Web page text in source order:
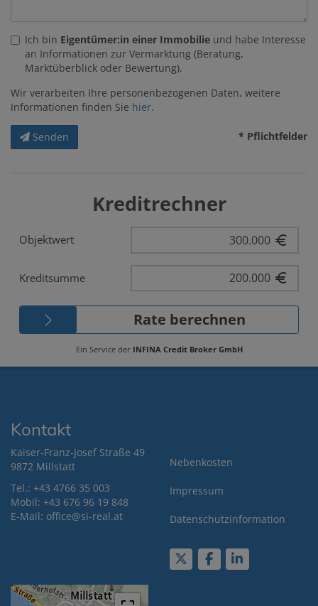
Ich bin Eigentümer:in einer Immobilie und habe Interesse
an Informationen zur Vermarktung (Beratung,
Marktüberblick oder Bewertung).
Wir verarbeiten Ihre personenbezogenen Daten, weitere
Informationen finden Sie hier.
Senden * Pflichtfelder
Kontakt
Kaiser-Franz-Josef Straße 49
9872 Millstatt
Tel.: +43 4766 35 003
Mobil: +43 676 96 19 848
E-Mail: office@si-real.at
Nebenkosten
Impressum
Datenschutzinformation